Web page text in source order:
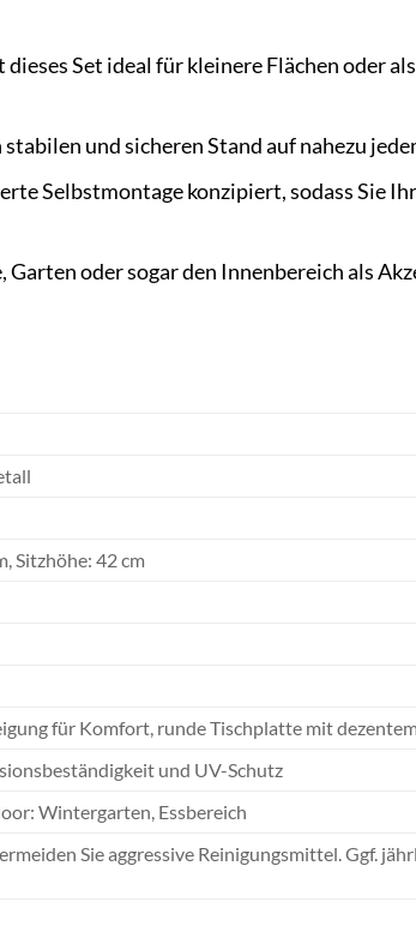
Set ideal für kleinere Flächen oder
und sicheren Stand auf nahezu
Selbstmontage konzipiert, sodass Sie
Garten oder sogar den Innenbereich als
Sitzhöhe: 42 cm
für Komfort, runde Tischplatte mit
und UV-Schutz
Wintergarten, Essbereich
Sie aggressive Reinigungsmittel. Ggf.